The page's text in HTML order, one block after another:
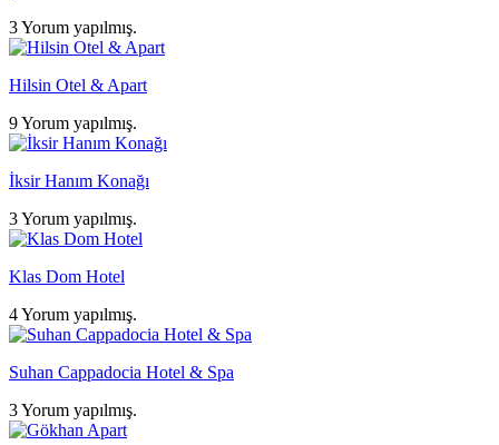
3 Yorum yapılmış.
Hilsin Otel & Apart
9 Yorum yapılmış.
İksir Hanım Konağı
3 Yorum yapılmış.
Klas Dom Hotel
4 Yorum yapılmış.
Suhan Cappadocia Hotel & Spa
3 Yorum yapılmış.